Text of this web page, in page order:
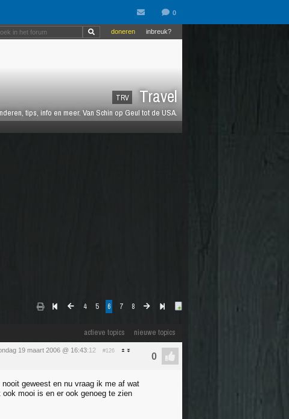
TRV Travel
tips, info en meer. Van Schin op Geul tot de USA.
inbreuk?
doneren
4 5 6 7 8
actieve topics nieuwe topics
19 maart 2006 @ 16:43:12 #126
geweest en nu vraag ik me af wat
mooi is en er ook genoeg te zien